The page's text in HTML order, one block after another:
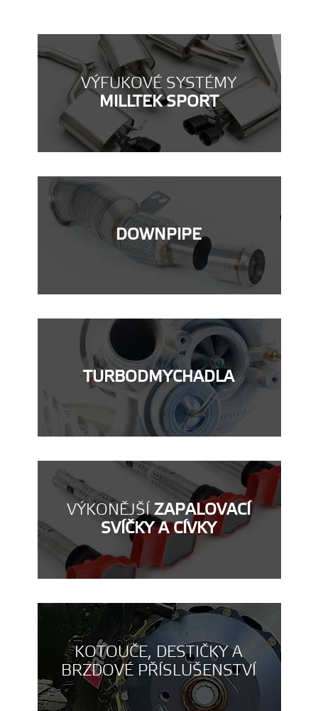
VÝFUKOVÉ SYSTÉMY
MILLTEK SPORT
DOWNPIPE
TURBODMYCHADLA
VÝKONĚJŠÍZAPALOVACÍ
SVÍČKY A CÍVKY
KOTOUČE, DESTIČKY A
BRZDOVÉ PŘÍSLUŠENSTVÍ